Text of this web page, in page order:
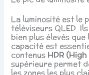
La luminosité est le
téléviseurs QLED.
bien plus élevés
capacité est
contenus HDR (High
supérieure permet